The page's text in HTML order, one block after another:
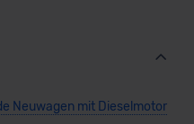
Neuwagen mit Dieselmotor